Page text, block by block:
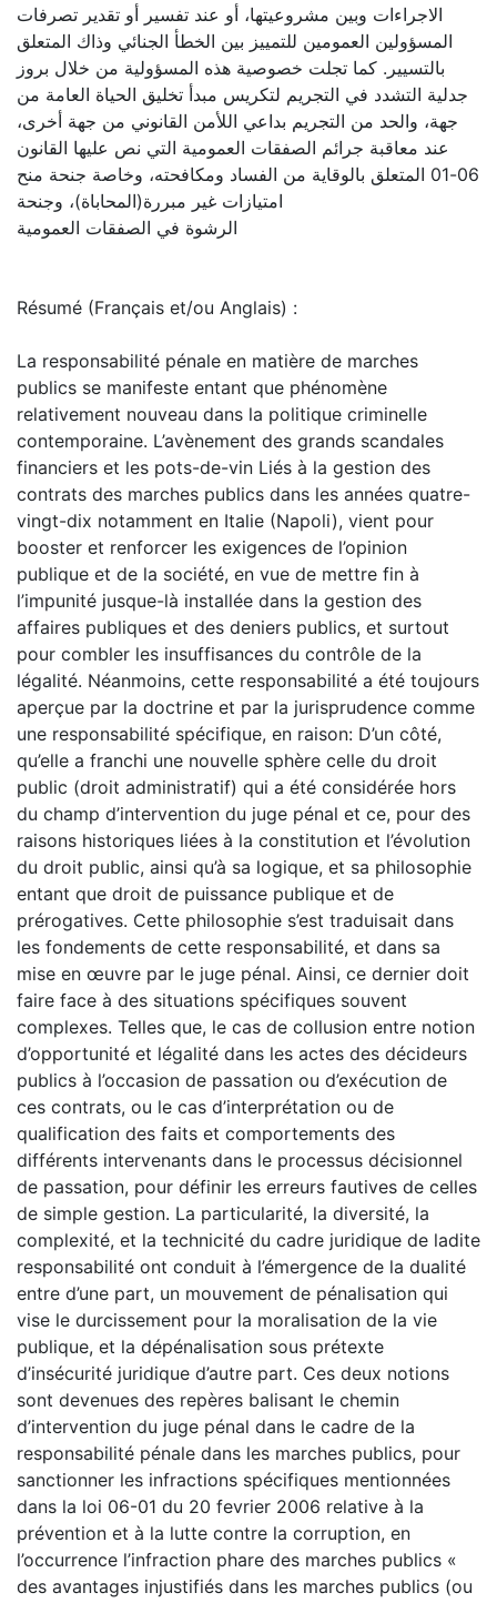
الاجراءات وبين مشروعيتها، أو عند تفسير أو تقدير تصرفات
المسؤولين العمومين للتمييز بين الخطأ الجنائي وذاك المتعلق
بالتسيير. كما تجلت خصوصية هذه المسؤولية من خلال بروز
جدلية التشدد في التجريم لتكريس مبدأ تخليق الحياة العامة من
جهة، والحد من التجريم بداعي اللأمن القانوني من جهة أخرى،
عند معاقبة جرائم الصفقات العمومية التي نص عليها القانون
06-01 المتعلق بالوقاية من الفساد ومكافحته، وخاصة جنحة منح
امتيازات غير مبررة(المحاباة)، وجنحة
الرشوة في الصفقات العمومية
Résumé (Français et/ou Anglais) :
La responsabilité pénale en matière de marches
publics se manifeste entant que phénomène
relativement nouveau dans la politique criminelle
contemporaine. L’avènement des grands scandales
financiers et les pots-de-vin Liés à la gestion des
contrats des marches publics dans les années quatre-
vingt-dix notamment en Italie (Napoli), vient pour
booster et renforcer les exigences de l’opinion
publique et de la société, en vue de mettre fin à
l’impunité jusque-là installée dans la gestion des
affaires publiques et des deniers publics, et surtout
pour combler les insuffisances du contrôle de la
légalité. Néanmoins, cette responsabilité a été toujours
aperçue par la doctrine et par la jurisprudence comme
une responsabilité spécifique, en raison: D’un côté,
qu’elle a franchi une nouvelle sphère celle du droit
public (droit administratif) qui a été considérée hors
du champ d’intervention du juge pénal et ce, pour des
raisons historiques liées à la constitution et l’évolution
du droit public, ainsi qu’à sa logique, et sa philosophie
entant que droit de puissance publique et de
prérogatives. Cette philosophie s’est traduisait dans
les fondements de cette responsabilité, et dans sa
mise en œuvre par le juge pénal. Ainsi, ce dernier doit
faire face à des situations spécifiques souvent
complexes. Telles que, le cas de collusion entre notion
d’opportunité et légalité dans les actes des décideurs
publics à l’occasion de passation ou d’exécution de
ces contrats, ou le cas d’interprétation ou de
qualification des faits et comportements des
différents intervenants dans le processus décisionnel
de passation, pour définir les erreurs fautives de celles
de simple gestion. La particularité, la diversité, la
complexité, et la technicité du cadre juridique de ladite
responsabilité ont conduit à l’émergence de la dualité
entre d’une part, un mouvement de pénalisation qui
vise le durcissement pour la moralisation de la vie
publique, et la dépénalisation sous prétexte
d’insécurité juridique d’autre part. Ces deux notions
sont devenues des repères balisant le chemin
d’intervention du juge pénal dans le cadre de la
responsabilité pénale dans les marches publics, pour
sanctionner les infractions spécifiques mentionnées
dans la loi 06-01 du 20 fevrier 2006 relative à la
prévention et à la lutte contre la corruption, en
l’occurrence l’infraction phare des marches publics «
des avantages injustifiés dans les marches publics (ou